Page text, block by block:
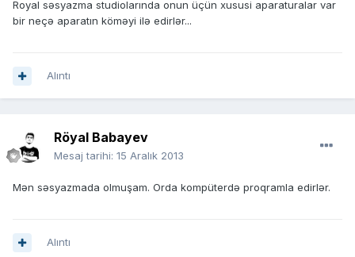
Royal səsyazma studiolarında onun üçün xususi aparaturalar var
bir neçə aparatın köməyi ilə edirlər...
Alıntı
Röyal Babayev
Mesaj tarihi: 15 Aralık 2013
Mən səsyazmada olmuşam. Orda kompüterdə proqramla edirlər.
Alıntı